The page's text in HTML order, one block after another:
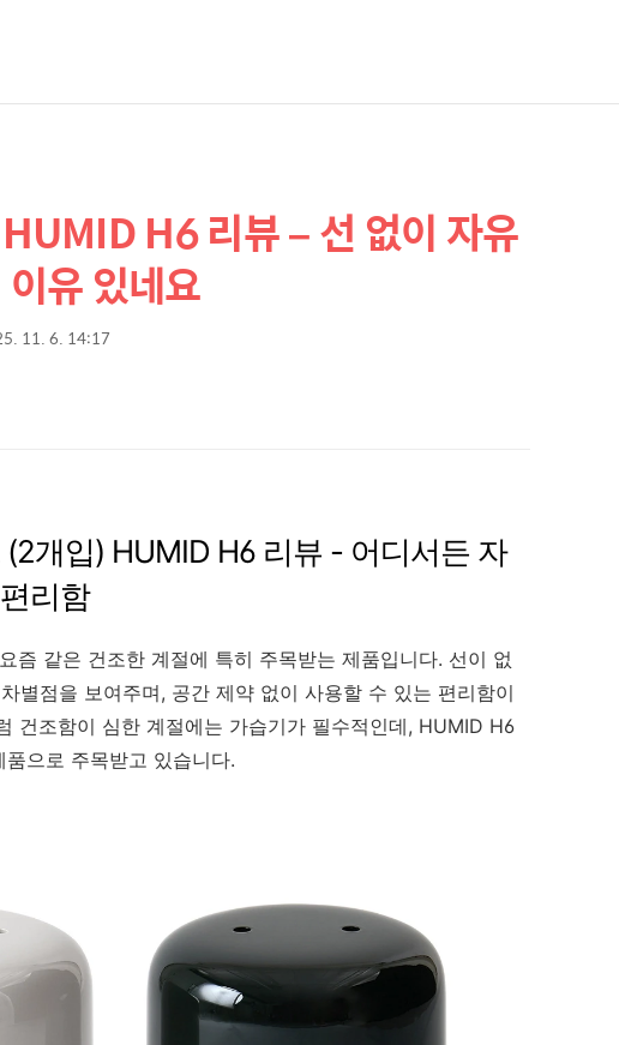
H6 리뷰 – 선 없이 자유
유 있네요
11. 6. 14:17
개입) HUMID H6 리뷰 - 어디서든 자
리함
즘 같은 건조한 계절에 특히 주목받는 제품입니다. 선이 없
별점을 보여주며, 공간 제약 없이 사용할 수 있는 편리함이
건조함이 심한 계절에는 가습기가 필수적인데, HUMID H6
으로 주목받고 있습니다.